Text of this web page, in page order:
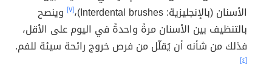
الأسنان (بالإنجليزية: Interdental brushes)،
[٧] وينصح
بالتنظيف بين الأسنان مرةً واحدةً في اليوم على الأقل،
فذلك من شأنه أن يُقلّل من فرص خروج رائحة سيئة للفم.
[٤]